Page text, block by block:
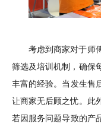
考虑到商家对于师
筛选及培训机制，确保
丰富的经验。 当发生售
让商家无后顾之忧。 此
若因服务问题导致的产